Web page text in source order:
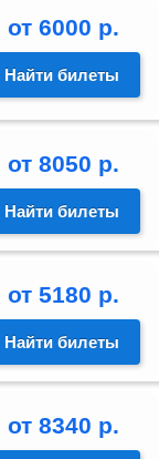
от 6000 р.
Найти билеты
от 8050 р.
Найти билеты
от 5180 р.
Найти билеты
от 8340 р.